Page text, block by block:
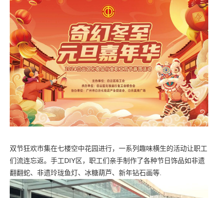
双节狂欢市集在七楼空中花园进行，一系列趣味横生的活动让职工
们流连忘返。手工DIY区，职工们亲手制作了各种节日饰品如非遗
翻翻蛇、非遗玲珑鱼灯、冰糖葫芦、新年钻石画等.